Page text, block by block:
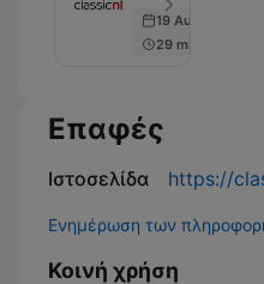
19 Aug 2021
29 min
Επαφές
Ιστοσελίδα https://
Ενημέρωση των
Κοινή χρήση